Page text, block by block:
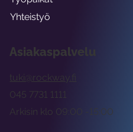
Asiakaspalvelu
tuki@rockway.fi
Arkisin klo 09:00 -15:00
045 7731 1111
Yhteistyö